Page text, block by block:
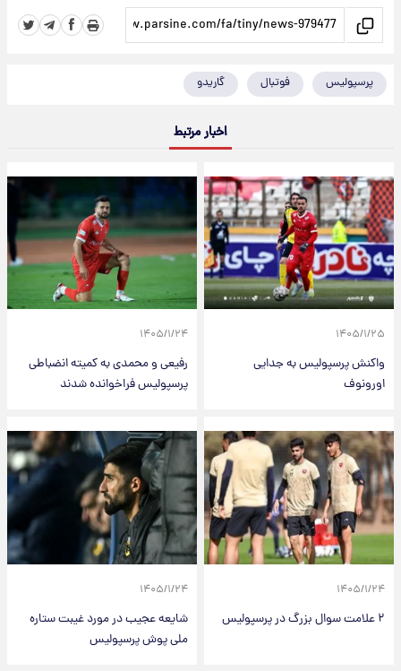
پرسپولیس فوتبال گاریدو
اخبار مرتبط
۱۴۰۵/۱/۲۵
واکنش پرسپولیس به جدایی
اورونوف
۱۴۰۵/۱/۲۴
رفیعی و محمدی به کمیته انضباطی
پرسپولیس فراخوانده شدند
۱۴۰۵/۱/۲۴
۲ علامت سوال بزرگ در پرسپولیس
۱۴۰۵/۱/۲۴
شایعه عجیب در مورد غیبت ستاره
ملی پوش پرسپولیس